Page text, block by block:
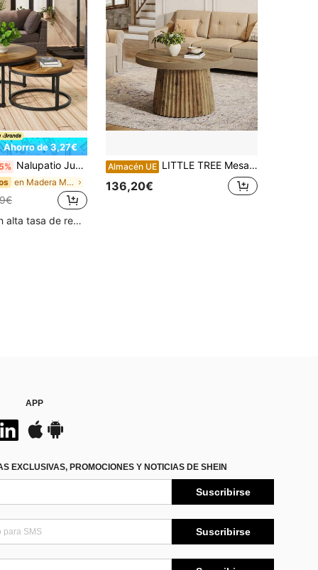
Ahorro de 3,27€
Nalupatio Juego de mesa auxiliar redonda, mesa de centro de madera con estructura de metal, mesas de centro modernas, juego de mesas para sala de estar, dormitorio marrón
en Madera Muebles de sala de estar
Clientes con alta tasa de repetición
Almacén UE LITTLE TREE Mesa redonda de salón de 80 cm, mesa de centro moderna de mediados de siglo con base acanalada para habitaciones y apartamentos pequeños.
136,20€
APP
EXCLUSIVAS, PROMOCIONES Y NOTICIAS DE SHEIN
Suscribirse
Suscribirse